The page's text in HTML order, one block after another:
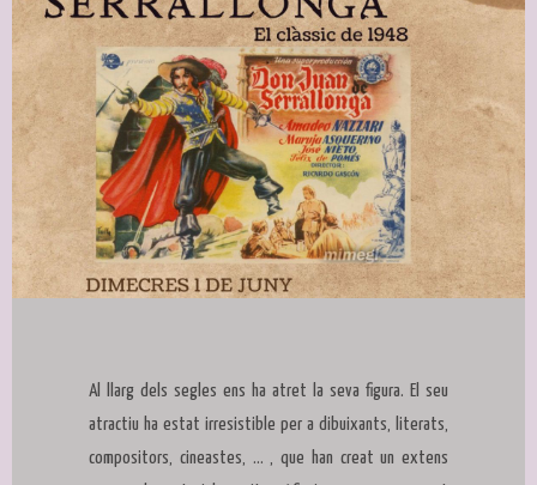
Al llarg dels segles ens ha atret la seva figura. El seu
atractiu ha estat irresistible per a dibuixants, literats,
compositors, cineastes, ... , que han creat un extens